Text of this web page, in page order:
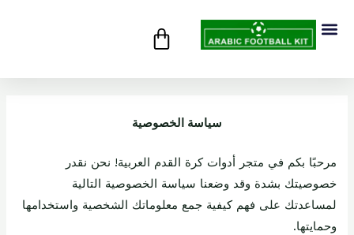
المحتوى
Menu
سياسة الخصوصية
مرحبًا بكم في متجر أدوات كرة القدم العربية! نحن نقدر
خصوصيتك بشدة وقد وضعنا سياسة الخصوصية التالية
لمساعدتك على فهم كيفية جمع معلوماتك الشخصية واستخدامها
وحمايتها.